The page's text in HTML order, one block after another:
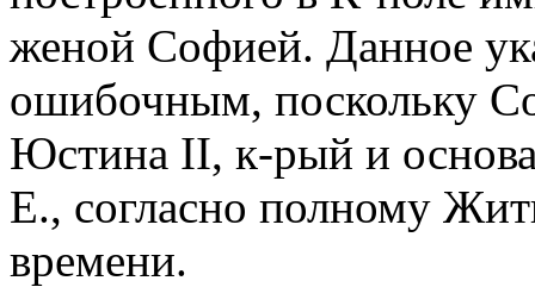
женой Софией. Данное
ошибочным, поскольку
Юстина II, к-рый и
Е., согласно полному
времени.